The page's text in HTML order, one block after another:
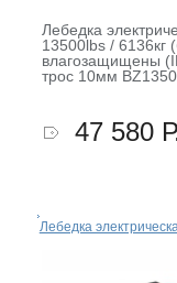
Лебедка
13500lbs / 6136кг
влагозащищены
трос 10мм
47 580
Лебедка